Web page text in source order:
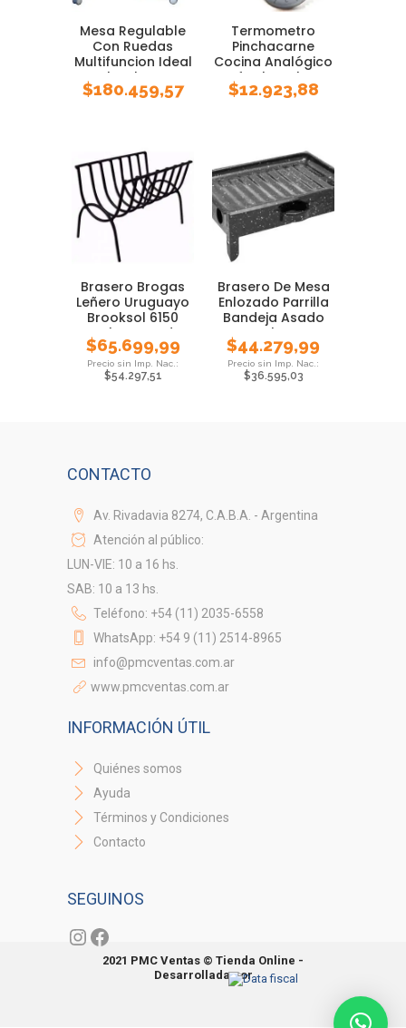
Mesa Regulable
Con Ruedas
Multifuncion Ideal
Notebook Comer
Soporte Practica
$180.459,57
Termometro
Pinchacarne
Cocina Analógico
Luft Chocolate
Rango
$12.923,88
Brasero Brogas
Leñero Uruguayo
Brooksol 6150
Carbon Asado
$65.699,99
$54.297,51
Brasero De Mesa
Enlozado Parrilla
Bandeja Asado
Excelente
$44.279,99
$36.595,03
CONTACTO
Av. Rivadavia 8274, C.A.B.A. - Argentina
Atención al público:
LUN-VIE: 10 a 16 hs.
SAB: 10 a 13 hs.
Teléfono: +54 (11) 2035-6558
WhatsApp: +54 9 (11) 2514-8965
info@pmcventas.com.ar
www.pmcventas.com.ar
INFORMACIÓN ÚTIL
Quiénes somos
Ayuda
Términos y Condiciones
Contacto
SEGUINOS
Instagram
Facebook
2021 PMC Ventas © Tienda Online -
Desarrollada por